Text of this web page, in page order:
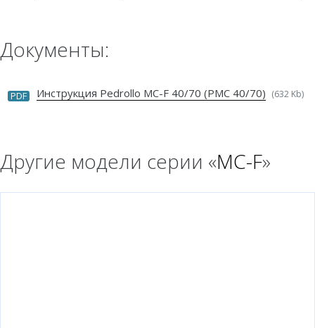
Документы:
PDF Инструкция Pedrollo MC-F 40/70 (PMC 40/70) (632 Kb)
Другие модели серии «MC-F»